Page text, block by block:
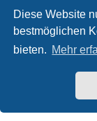
Diese Website
bestmöglichen
bieten. Mehr
Foren-Übersicht